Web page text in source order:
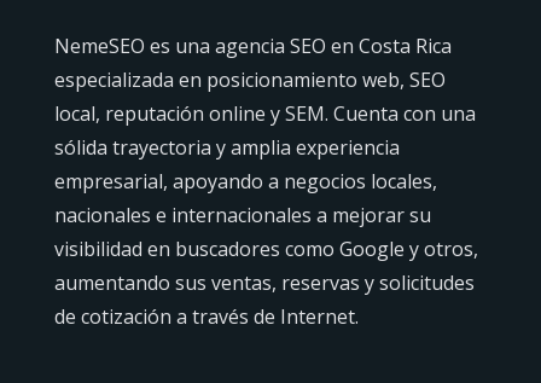
NemeSEO es una agencia SEO en Costa Rica
especializada en posicionamiento web, SEO
local, reputación online y SEM. Cuenta con una
sólida trayectoria y amplia experiencia
empresarial, apoyando a negocios locales,
nacionales e internacionales a mejorar su
visibilidad en buscadores como Google y otros,
aumentando sus ventas, reservas y solicitudes
de cotización a través de Internet.